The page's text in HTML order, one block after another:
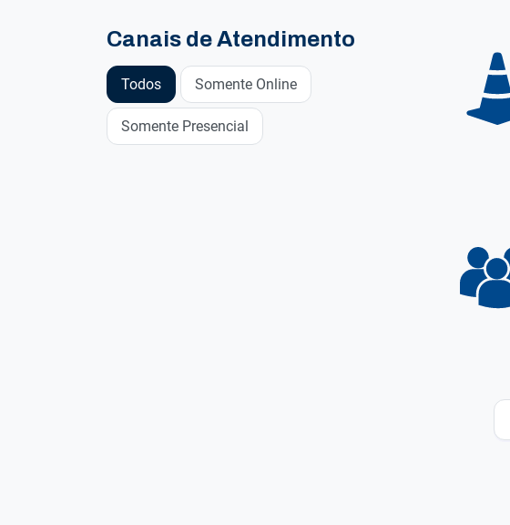
Canais de Atendimento
Todos Somente Online
Somente Presencial